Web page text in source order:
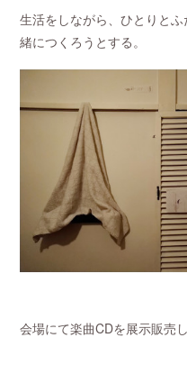
生活をしながら、ひとりと
緒につくろうとする。
会場にて楽曲CDを展示販売し